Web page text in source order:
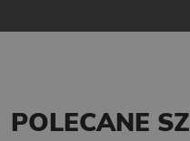
POLECANE